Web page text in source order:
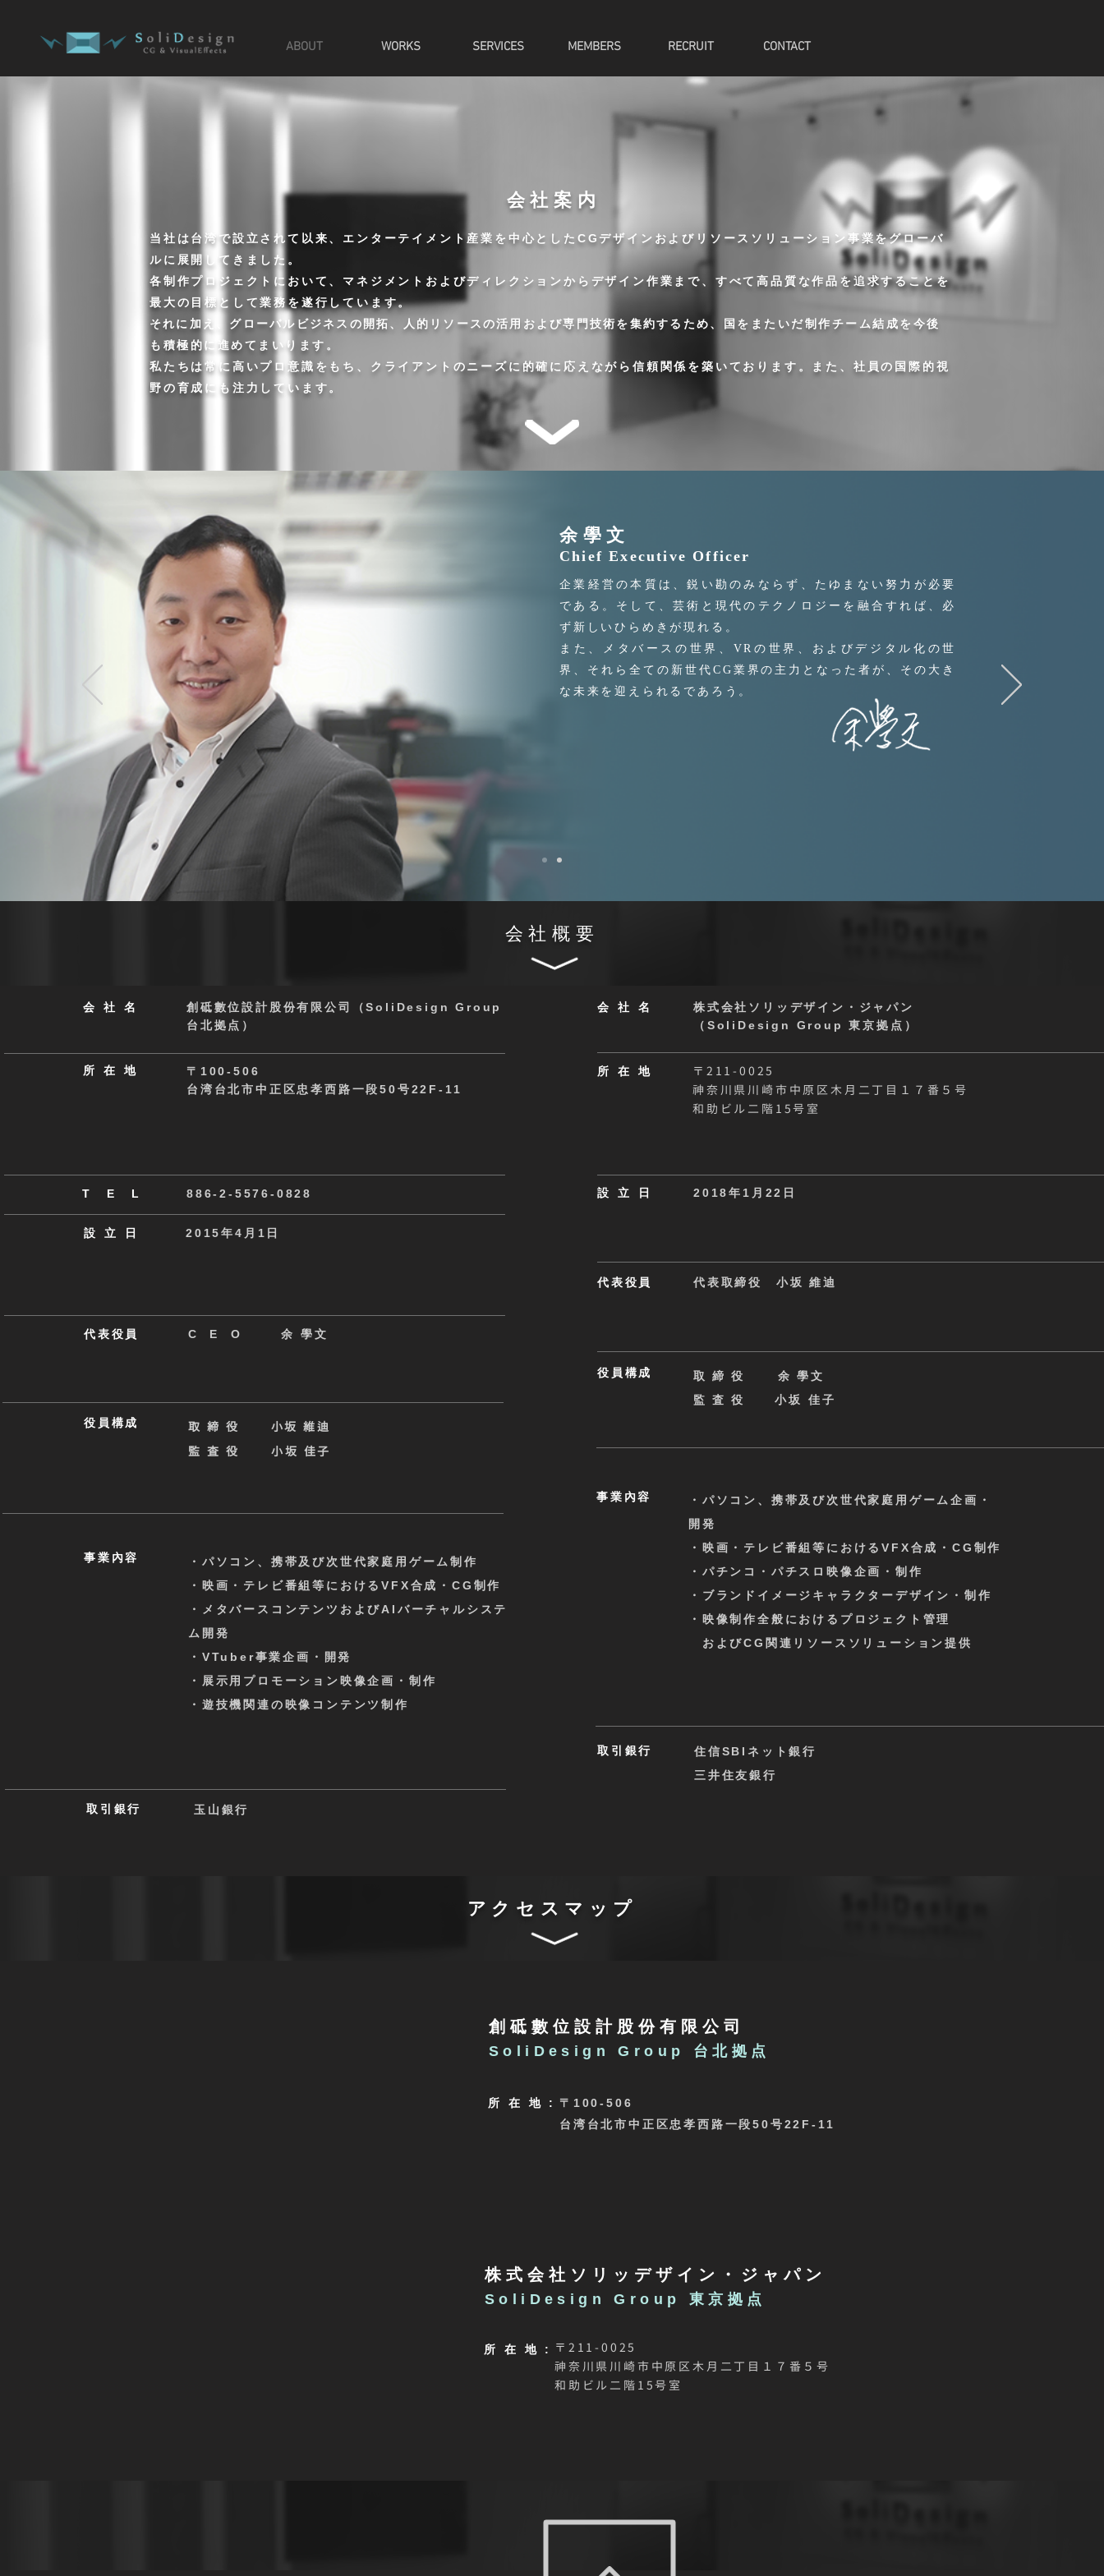
ABOUT WORKS SERVICES MEMBERS RECRUIT CONTACT
会社案内
当社は台湾で設立されて以来、エンターテイメント産業を中心としたCGデザインおよびリソースソリューション事業をグローバ
ルに展開してきました。
各制作プロジェクトにおいて、マネジメントおよびディレクションからデザイン作業まで、すべて高品質な作品を追求することを
最大の目標として業務を遂行しています。
それに加え、グローバルビジネスの開拓、人的リソースの活用および専門技術を集約するため、国をまたいだ制作チーム結成を今後
も積極的に進めてまいります。
私たちは常に高いプロ意識をもち、クライアントのニーズに的確に応えながら信頼関係を築いております。また、社員の国際的視
野の育成にも注力しています。
余學文
Chief Executive Officer
企業経営の本質は、鋭い勘のみならず、たゆまない努力が必要
である。そして、芸術と現代のテクノロジーを融合すれば、必
ず新しいひらめきが現れる。
また、メタバースの世界、VRの世界、およびデジタル化の世
界、それら全ての新世代CG業界の主力となった者が、その大き
な未来を迎えられるであろう。
会社概要
会社名
創砥數位設計股份有限公司（SoliDesign Group
台北拠点）
所在地
〒100-506
台湾台北市中正区忠孝西路一段50号22F-11
会社名
株式会社ソリッデザイン・ジャパン
（SoliDesign Group 東京拠点）
所在地
〒211-0025
神奈川県川崎市中原区木月二丁目１７番５号
和助ビル二階15号室
T E L 886-2-5576-0828 設立 日 2018年1月22日
設立 日 2015年4月1日
代表役員 代表取締役 小坂 維迪
代表役員 C E O 余 學文
役員構成 取締役
小坂 維迪
監査役
小坂 佳子
役員構成 取締役
余 學文
監査役
小坂 佳子
事業內容
・パソコン、携帯及び次世代家庭用ゲーム制作
・映画・テレビ番組等におけるVFX合成・CG制作
・メタバースコンテンツおよびAIバーチャルシステ
ム開発
・VTuber事業企画・開発
・展示用プロモーション映像企画・制作
・遊技機関連の映像コンテンツ制作
事業內容
・パソコン、携帯及び次世代家庭用ゲーム企画・
開発
・映画・テレビ番組等におけるVFX合成・CG制作
・パチンコ・パチスロ映像企画・制作
・ブランドイメージキャラクターデザイン・制作
・映像制作全般におけるプロジェクト管理
およびCG関連リソースソリューション提供
取引銀行
住信SBIネット銀行
三井住友銀行
取引銀行 玉山銀行
アクセスマップ
創砥數位設計股份有限公司
SoliDesign Group 台北拠点
所在地 :
〒100-506
台湾台北市中正区忠孝西路一段50号22F-11
株式会社ソリッデザイン・ジャパン
SoliDesign Group 東京拠点
所在地 :
〒211-0025
神奈川県川崎市中原区木月二丁目１７番５号
和助ビル二階15号室